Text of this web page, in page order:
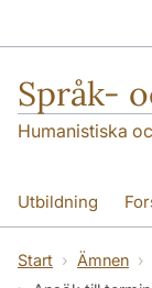
Språk-
Humanistiska
Utbildning
SOL-husen
Start Ämnen